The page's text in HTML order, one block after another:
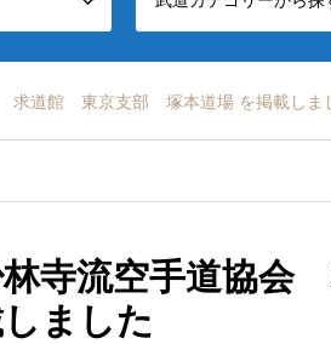
求道館 東京支部 塚本道場 を掲載しま
林寺流空手道協
ました